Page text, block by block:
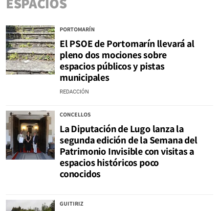
PORTOMARÍN
El PSOE de Portomarín llevará al
pleno dos mociones sobre
espacios públicos y pistas
municipales
REDACCIÓN
CONCELLOS
La Diputación de Lugo lanza la
segunda edición de la Semana del
Patrimonio Invisible con visitas a
espacios históricos poco
conocidos
GUITIRIZ